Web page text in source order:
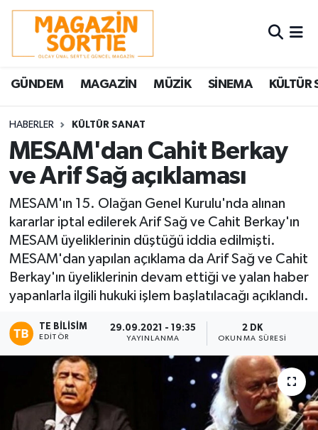
GÜNDEM MAGAZİN MÜZİK SİNEMA KÜLTÜR
HABERLER KÜLTÜR SANAT
MESAM'dan Cahit Berkay
ve Arif Sağ açıklaması
MESAM'ın 15. Olağan Genel Kurulu'nda alınan
kararlar iptal edilerek Arif Sağ ve Cahit Berkay'ın
MESAM üyeliklerinin düştüğü iddia edilmişti.
MESAM'dan yapılan açıklama da Arif Sağ ve Cahit
Berkay'ın üyeliklerinin devam ettiği ve yalan haber
yapanlarla ilgili hukuki işlem başlatılacağı açıklandı.
TE BILISIM
EDITÖR
29.09.2021 - 19:35
YAYINLANMA
2 DK
OKUNMA SÜRESI
Nöbetçi Eczaneler
Hava Durumu
Trafik Durumu
Süper Lig Puan Durumu ve Fikstür
Tüm Manşetler
Son Dakika Haberleri
Haber Arşivi